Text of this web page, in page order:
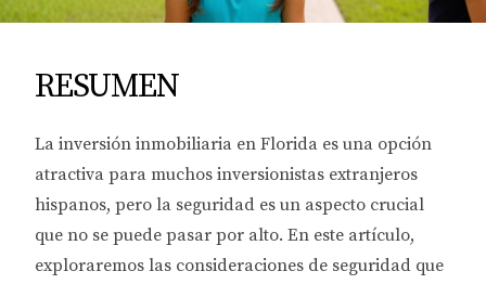
RESUMEN
La inversión inmobiliaria en Florida es una opción
atractiva para muchos inversionistas extranjeros
hispanos, pero la seguridad es un aspecto crucial
que no se puede pasar por alto. En este artículo,
exploraremos las consideraciones de seguridad que